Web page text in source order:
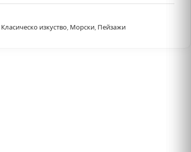
Класическо изкуство, Морски, Пейзажи